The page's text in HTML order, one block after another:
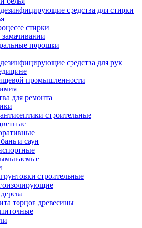
средства для стирки
стирки
порошки
средства для рук
промышленности
для ремонта
строительные
и саун
строительные
торцов древесины